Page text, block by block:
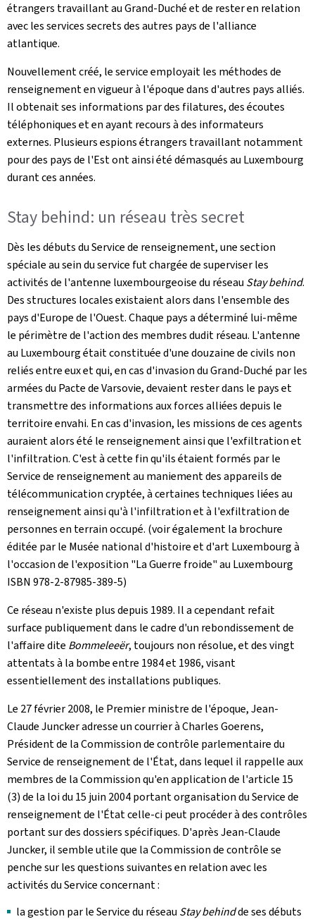
étrangers travaillant au Grand-Duché et de rester en relation
avec les services secrets des autres pays de l'alliance
atlantique.
Nouvellement créé, le service employait les méthodes de
renseignement en vigueur à l'époque dans d'autres pays alliés.
Il obtenait ses informations par des filatures, des écoutes
téléphoniques et en ayant recours à des informateurs
externes. Plusieurs espions étrangers travaillant notamment
pour des pays de l'Est ont ainsi été démasqués au Luxembourg
durant ces années.
Stay behind: un réseau très secret
Dès les débuts du Service de renseignement, une section
spéciale au sein du service fut chargée de superviser les
activités de l'antenne luxembourgeoise du réseau Stay behind.
Des structures locales existaient alors dans l'ensemble des
pays d'Europe de l'Ouest. Chaque pays a déterminé lui-même
le périmètre de l'action des membres dudit réseau. L'antenne
au Luxembourg était constituée d'une douzaine de civils non
reliés entre eux et qui, en cas d'invasion du Grand-Duché par les
armées du Pacte de Varsovie, devaient rester dans le pays et
transmettre des informations aux forces alliées depuis le
territoire envahi. En cas d'invasion, les missions de ces agents
auraient alors été le renseignement ainsi que l'exfiltration et
l'infiltration. C'est à cette fin qu'ils étaient formés par le
Service de renseignement au maniement des appareils de
télécommunication cryptée, à certaines techniques liées au
renseignement ainsi qu'à l'infiltration et à l'exfiltration de
personnes en terrain occupé. (voir également la brochure
éditée par le Musée national d'histoire et d'art Luxembourg à
l'occasion de l'exposition "La Guerre froide" au Luxembourg
ISBN 978-2-87985-389-5)
Ce réseau n'existe plus depuis 1989. Il a cependant refait
surface publiquement dans le cadre d'un rebondissement de
l'affaire dite Bommeleeër, toujours non résolue, et des vingt
attentats à la bombe entre 1984 et 1986, visant
essentiellement des installations publiques.
Le 27 février 2008, le Premier ministre de l'époque, Jean-
Claude Juncker adresse un courrier à Charles Goerens,
Président de la Commission de contrôle parlementaire du
Service de renseignement de l'État, dans lequel il rappelle aux
membres de la Commission qu'en application de l'article 15
(3) de la loi du 15 juin 2004 portant organisation du Service de
renseignement de l'État celle-ci peut procéder à des contrôles
portant sur des dossiers spécifiques. D'après Jean-Claude
Juncker, il semble utile que la Commission de contrôle se
penche sur les questions suivantes en relation avec les
activités du Service concernant :
la gestion par le Service du réseau Stay behindde ses débuts